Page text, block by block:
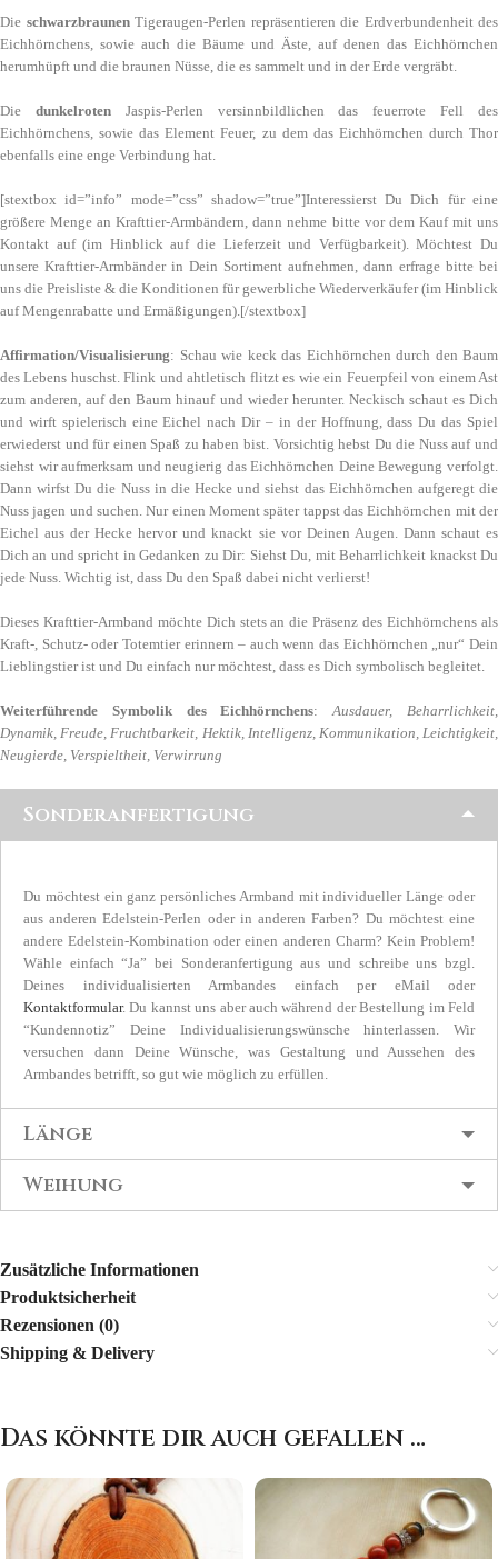
Die schwarzbraunen Tigeraugen-Perlen repräsentieren die Erdverbundenheit des
Eichhörnchens, sowie auch die Bäume und Äste, auf denen das Eichhörnchen
herumhüpft und die braunen Nüsse, die es sammelt und in der Erde vergräbt.
Die dunkelroten Jaspis-Perlen versinnbildlichen das feuerrote Fell des
Eichhörnchens, sowie das Element Feuer, zu dem das Eichhörnchen durch Thor
ebenfalls eine enge Verbindung hat.
[stextbox id=”info” mode=”css” shadow=”true”]Interessierst Du Dich für eine
größere Menge an Krafttier-Armbändern, dann nehme bitte vor dem Kauf mit uns
Kontakt auf (im Hinblick auf die Lieferzeit und Verfügbarkeit). Möchtest Du
unsere Krafttier-Armbänder in Dein Sortiment aufnehmen, dann erfrage bitte bei
uns die Preisliste & die Konditionen für gewerbliche Wiederverkäufer (im Hinblick
auf Mengenrabatte und Ermäßigungen).[/stextbox]
Affirmation/Visualisierung: Schau wie keck das Eichhörnchen durch den Baum
des Lebens huschst. Flink und ahtletisch flitzt es wie ein Feuerpfeil von einem Ast
zum anderen, auf den Baum hinauf und wieder herunter. Neckisch schaut es Dich
und wirft spielerisch eine Eichel nach Dir – in der Hoffnung, dass Du das Spiel
erwiederst und für einen Spaß zu haben bist. Vorsichtig hebst Du die Nuss auf und
siehst wir aufmerksam und neugierig das Eichhörnchen Deine Bewegung verfolgt.
Dann wirfst Du die Nuss in die Hecke und siehst das Eichhörnchen aufgeregt die
Nuss jagen und suchen. Nur einen Moment später tappst das Eichhörnchen mit der
Eichel aus der Hecke hervor und knackt sie vor Deinen Augen. Dann schaut es
Dich an und spricht in Gedanken zu Dir: Siehst Du, mit Beharrlichkeit knackst Du
jede Nuss. Wichtig ist, dass Du den Spaß dabei nicht verlierst!
Dieses Krafttier-Armband möchte Dich stets an die Präsenz des Eichhörnchens als
Kraft-, Schutz- oder Totemtier erinnern – auch wenn das Eichhörnchen „nur“ Dein
Lieblingstier ist und Du einfach nur möchtest, dass es Dich symbolisch begleitet.
Weiterführende Symbolik des Eichhörnchens:Ausdauer, Beharrlichkeit,
Dynamik, Freude, Fruchtbarkeit, Hektik, Intelligenz, Kommunikation, Leichtigkeit,
Neugierde, Verspieltheit, Verwirrung
Sonderanfertigung
Du möchtest ein ganz persönliches Armband mit individueller Länge oder
aus anderen Edelstein-Perlen oder in anderen Farben? Du möchtest eine
andere Edelstein-Kombination oder einen anderen Charm? Kein Problem!
Wähle einfach “Ja” bei Sonderanfertigung aus und schreibe uns bzgl.
Deines individualisierten Armbandes einfach per eMail oder
Kontaktformular. Du kannst uns aber auch während der Bestellung im Feld
“Kundennotiz” Deine Individualisierungswünsche hinterlassen. Wir
versuchen dann Deine Wünsche, was Gestaltung und Aussehen des
Armbandes betrifft, so gut wie möglich zu erfüllen.
Länge
Weihung
Zusätzliche Informationen
Produktsicherheit
Rezensionen (0)
Shipping & Delivery
Das könnte dir auch gefallen …